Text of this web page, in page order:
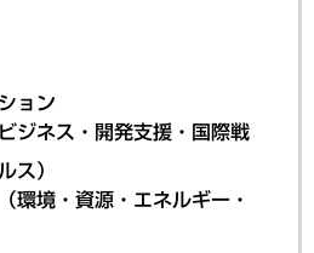
ョン
ジネス・開発支援・国際戦
ス）
環境・資源・エネルギー・